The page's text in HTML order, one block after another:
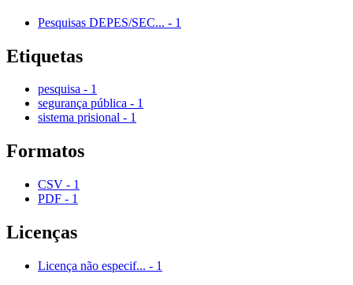
Pesquisas DEPES/SEC... - 1
Etiquetas
pesquisa - 1
segurança pública - 1
sistema prisional - 1
Formatos
CSV - 1
PDF - 1
Licenças
Licença não especif... - 1